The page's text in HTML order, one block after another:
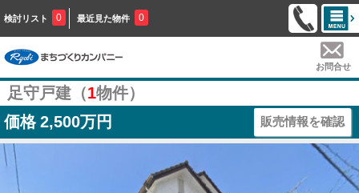
検討リスト 0 最近見た物件 0
お問合せ
足守戸建（1物件）
価格 2,500万円 販売情報を確認